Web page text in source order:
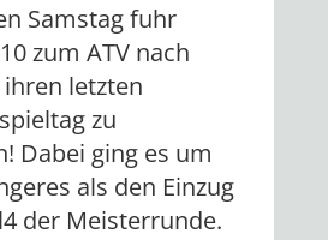
Samstag fuhr
zum ATV nach
letzten
zu
Dabei ging es um
als den Einzug
der Meisterrunde.